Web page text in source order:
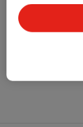
Bekijk ook